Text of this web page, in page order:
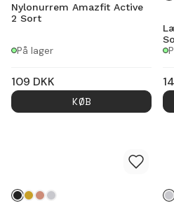
Nylonurrem Amazfit Active
2 Sort
På lager
109 DKK
KØB